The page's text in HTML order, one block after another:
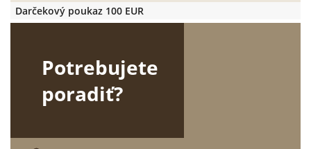
Darčekový poukaz 100 EUR
Potrebujete
poradiť?